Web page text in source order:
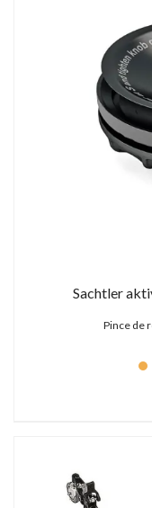
Sachtler
Pince de